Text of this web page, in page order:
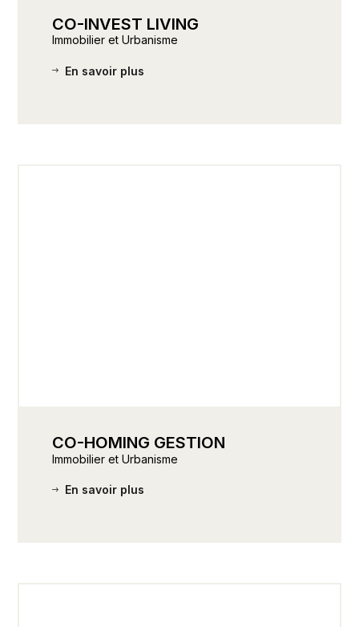
CO-INVEST LIVING
Immobilier et Urbanisme
En savoir plus
CO-HOMING GESTION
Immobilier et Urbanisme
En savoir plus